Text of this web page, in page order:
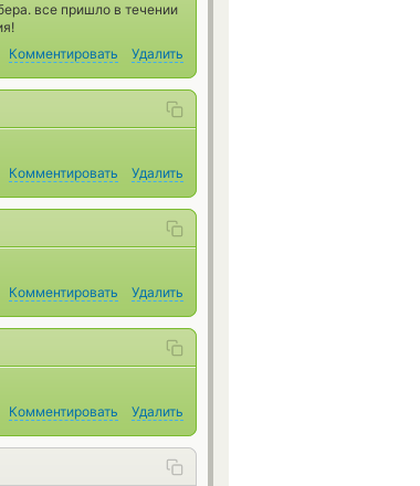
все пришло в течении
Комментировать
Удалить
Комментировать
Удалить
Комментировать
Удалить
Комментировать
Удалить